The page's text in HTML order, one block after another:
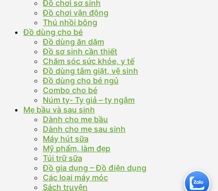
Đồ chơi sơ sinh
Đồ chơi vận động
Thú nhồi bông
Đồ dùng cho bé
Đồ dùng ăn dặm
Đồ sơ sinh cần thiết
Chăm sóc sức khỏe, y tế
Đồ dùng tắm giặt, vệ sinh
Đồ dùng cho bé ngủ
Combo cho bé
Núm ty- Ty giả – ty ngậm
Mẹ bầu và sau sinh
Dành cho mẹ bầu
Dành cho mẹ sau sinh
Máy hút sữa
Mỹ phẩm, làm đẹp
Túi trữ sữa
Đồ gia dụng – Đồ điện dụng
Các loại máy móc
Sách truyện